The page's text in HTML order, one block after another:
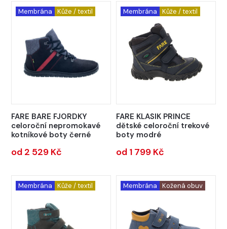
Membrána Kůže / textil
FARE BARE FJORDKY
celoroční nepromokavé
kotníkové boty černé
od 2 529 Kč
Membrána Kůže / textil
FARE KLASIK PRINCE
dětské celoroční trekové
boty modré
od 1 799 Kč
Membrána Kůže / textil Membrána Kožená obuv